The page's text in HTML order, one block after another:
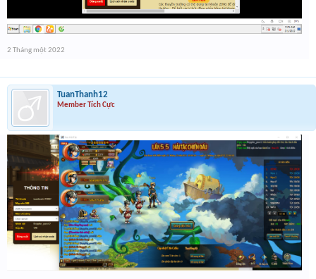
2 Tháng một 2022
TuanThanh12
Member Tích Cực